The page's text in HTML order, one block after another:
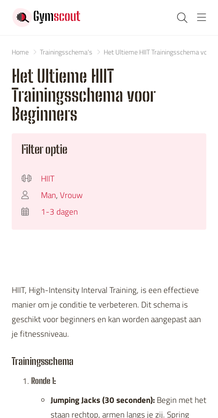
Home Trainingsschema's Het Ultieme HIIT Trainingsschema voor
Het Ultieme HIIT
Trainingsschema voor
Beginners
Filter optie
HIIT
Man,Vrouw
1-3 dagen
HIIT, High-Intensity Interval Training, is een effectieve
manier om je conditie te verbeteren. Dit schema is
geschikt voor beginners en kan worden aangepast aan
je fitnessniveau.
Trainingsschema
Ronde 1:
Jumping Jacks (30 seconden):Begin met het
staan rechtop, armen langs je zij. Spring